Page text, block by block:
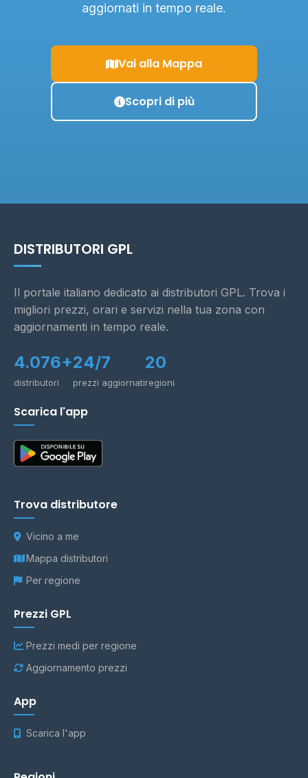
aggiornati in tempo reale.
Vai alla Mappa
Scopri di più
DISTRIBUTORI GPL
Il portale italiano dedicato ai distributori GPL. Trova i
migliori prezzi, orari e servizi nella tua zona con
aggiornamenti in tempo reale.
4.076+
distributori
24/7
prezzi aggiornati
20
regioni
Scarica l'app
Trova distributore
Vicino a me
Mappa distributori
Per regione
Prezzi GPL
Prezzi medi per regione
Aggiornamento prezzi
App
Scarica l'app